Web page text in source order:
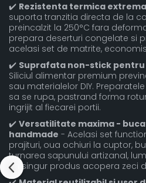
✔️ Rezistenta termica
suporta tranzitia directa de la
preincalzit la 250°C fara
prepara deserturi congelate si
acelasi set de matrite,
✔️ Suprafata non-stick
Siliciul alimentar premium
sau materialelor DIY.
sa se rupa, pastrand forma
ingrijit al fiecarei portii.
✔️ Versatilitate maxima -
handmade - Acelasi set
prajituri, oua ochiuri la cuptor,
turnarea sapunului artizanal,
Un singur produs acopera zeci